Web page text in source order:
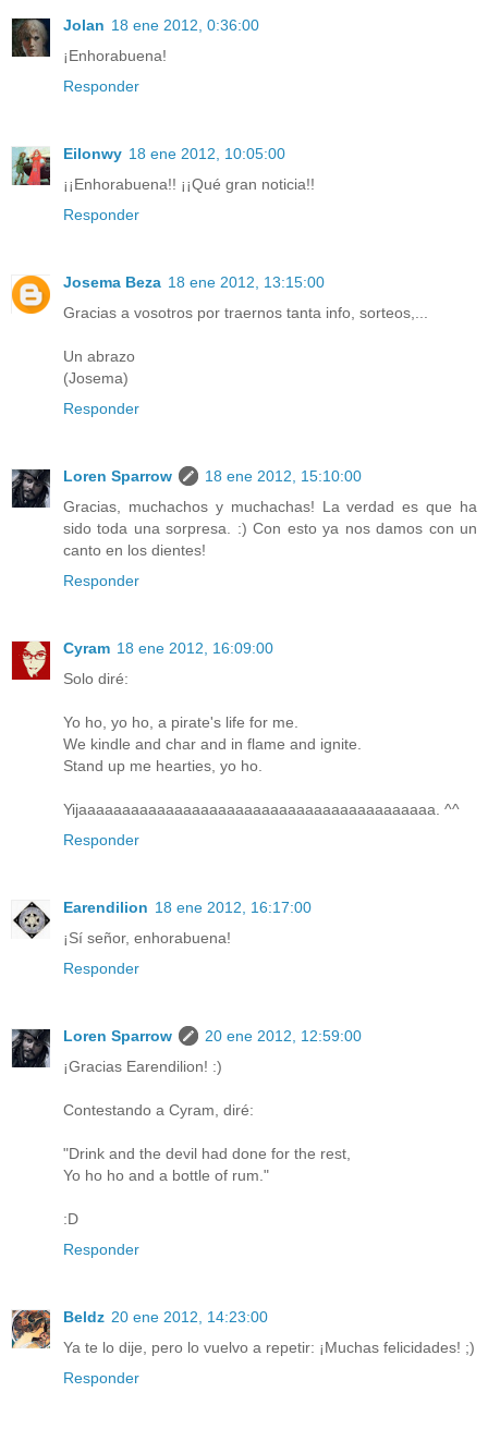
Jolan 18 ene 2012, 0:36:00
¡Enhorabuena!
Responder
Eilonwy 18 ene 2012, 10:05:00
¡¡Enhorabuena!! ¡¡Qué gran noticia!!
Responder
Josema Beza 18 ene 2012, 13:15:00
Gracias a vosotros por traernos tanta info, sorteos,...
Un abrazo
(Josema)
Responder
Loren Sparrow
18 ene 2012, 15:10:00
Gracias, muchachos y muchachas! La verdad es que ha
sido toda una sorpresa. :) Con esto ya nos damos con un
canto en los dientes!
Responder
Cyram 18 ene 2012, 16:09:00
Solo diré:
Yo ho, yo ho, a pirate's life for me.
We kindle and char and in flame and ignite.
Stand up me hearties, yo ho.
Yijaaaaaaaaaaaaaaaaaaaaaaaaaaaaaaaaaaaaaaaaa. ^^
Responder
Earendilion 18 ene 2012, 16:17:00
¡Sí señor, enhorabuena!
Responder
Loren Sparrow
20 ene 2012, 12:59:00
¡Gracias Earendilion! :)
Contestando a Cyram, diré:
"Drink and the devil had done for the rest,
Yo ho ho and a bottle of rum."
:D
Responder
Beldz 20 ene 2012, 14:23:00
Ya te lo dije, pero lo vuelvo a repetir: ¡Muchas felicidades! ;)
Responder